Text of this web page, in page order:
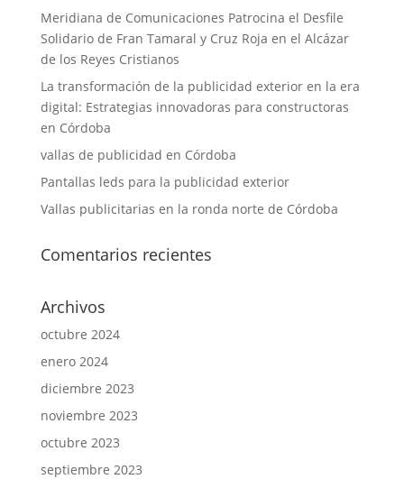
Meridiana de Comunicaciones Patrocina el Desfile
Solidario de Fran Tamaral y Cruz Roja en el Alcázar
de los Reyes Cristianos
La transformación de la publicidad exterior en la era
digital: Estrategias innovadoras para constructoras
en Córdoba
vallas de publicidad en Córdoba
Pantallas leds para la publicidad exterior
Vallas publicitarias en la ronda norte de Córdoba
Comentarios recientes
Archivos
octubre 2024
enero 2024
diciembre 2023
noviembre 2023
octubre 2023
septiembre 2023